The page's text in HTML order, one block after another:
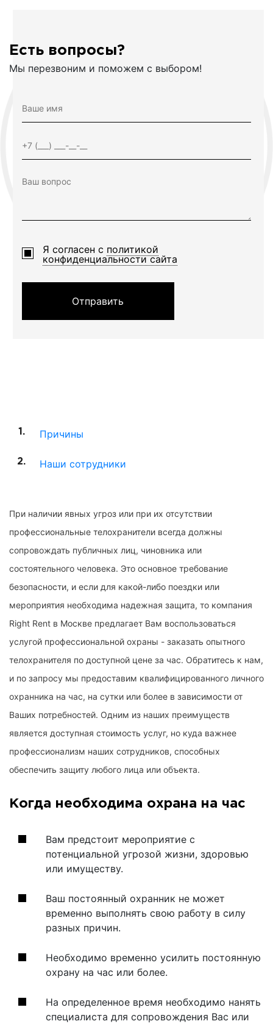
Есть вопросы?
Мы перезвоним и поможем с выбором!
Я согласен с политикой
конфиденциальности сайта
Отправить
Причины
Наши сотрудники
При наличии явных угроз или при их отсутствии
профессиональные телохранители всегда должны
сопровождать публичных лиц, чиновника или
состоятельного человека. Это основное требование
безопасности, и если для какой-либо поездки или
мероприятия необходима надежная защита, то компания
Right Rent в Москве предлагает Вам воспользоваться
услугой профессиональной охраны - заказать опытного
телохранителя по доступной цене за час. Обратитесь к нам,
и по запросу мы предоставим квалифицированного личного
охранника на час, на сутки или более в зависимости от
Ваших потребностей. Одним из наших преимуществ
является доступная стоимость услуг, но куда важнее
профессионализм наших сотрудников, способных
обеспечить защиту любого лица или объекта.
Когда необходима охрана на час
Вам предстоит мероприятие с
потенциальной угрозой жизни, здоровью
или имуществу.
Ваш постоянный охранник не может
временно выполнять свою работу в силу
разных причин.
Необходимо временно усилить постоянную
охрану на час или более.
На определенное время необходимо нанять
специалиста для сопровождения Вас или